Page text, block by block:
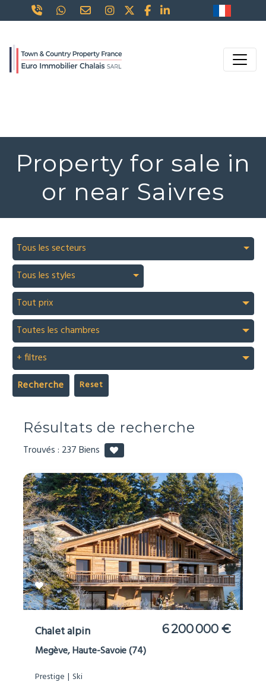
Property for sale in
or near Saivres
Tous les secteurs
Tous les styles
Tout prix
Toutes les chambres
+ filtres
Recherche
Résultats de recherche
Trouvés : 237Biens
Chalet alpin 6 200 000 €
Megève, Haute-Savoie (74)
Prestige
Ski